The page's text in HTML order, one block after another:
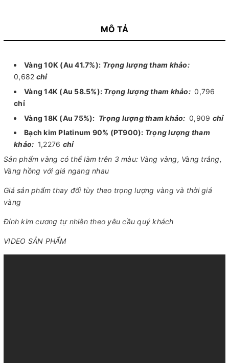
MÔ TẢ
Vàng 10K (Au 41.7%): Trọng lượng tham khảo:
0,682 chỉ
Vàng 14K (Au 58.5%): Trọng lượng tham khảo: 0,796
chỉ
Vàng 18K (Au 75%): Trọng lượng tham khảo: 0,909 chỉ
Bạch kim Platinum 90% (PT900): Trọng lượng tham
khảo: 1,2276 chỉ
Sản phẩm vàng có thể làm trên 3 màu: Vàng vàng, Vàng trắng,
Vàng hồng với giá ngang nhau
Giá sản phẩm thay đổi tùy theo trọng lượng vàng và thời giá
vàng
Đính kim cương tự nhiên theo yêu cầu quý khách
VIDEO SẢN PHẨM